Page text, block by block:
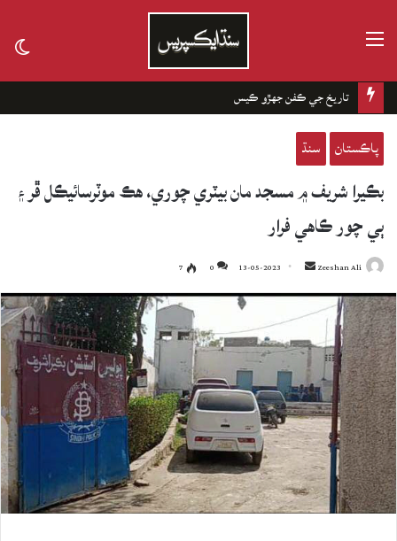
تاريخ جي ڪفن جھڙو ڪيس
پاڪستان سنڌ
بڪيرا شريف ۾ مسجد مان بيٽري چوري، هڪ موٽرسائيڪل ڦر ۽
ٻي چور ڪاهي فرار
Zeeshan Ali
Send
an
13-05-2023
0
7